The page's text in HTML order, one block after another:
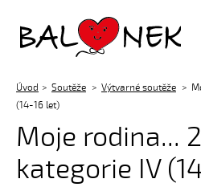
Balónek z.s.
Úvod Soutěže Výtvarné soutěže
(14-16 let)
Moje rodina...
kategorie IV